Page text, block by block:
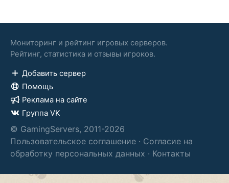
Мониторинг и рейтинг игровых серверов.
Рейтинг, статистика и отзывы игроков.
Добавить сервер
Помощь
Реклама на сайте
Группа VK
© GamingServers, 2011-2026
Пользовательское соглашение · Согласие на
обработку персональных данных · Контакты